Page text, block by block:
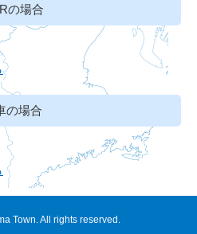
の場合
の場合
Town. All rights reserved.